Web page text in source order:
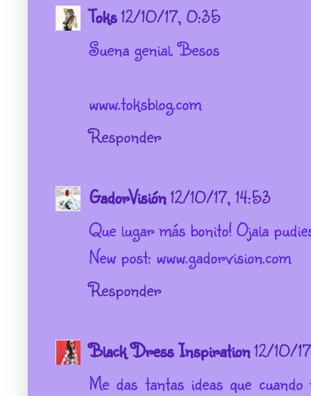
Toks12/10/17, 0:35
Suena genial. Besos
www.toksblog.com
Responder
GadorVisión12/10/17, 14:53
Que lugar más bonito! Ojala
New post: www.gadorvision.com
Responder
Black Dress Inspiration12/10/
Me das tantas ideas que